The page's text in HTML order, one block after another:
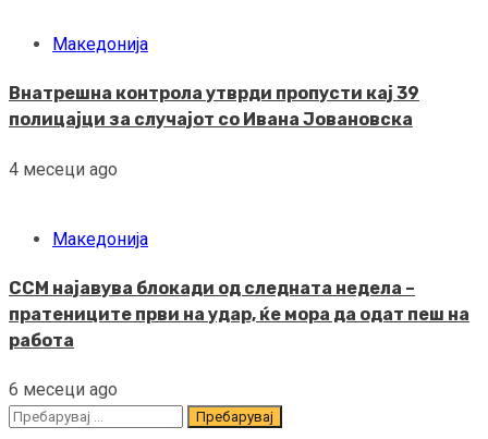
Македонија
Внатрешна контрола утврди пропусти кај 39
полицајци за случајот со Ивана Јовановска
4 месеци ago
Македонија
ССМ најавува блокади од следната недела –
пратениците први на удар, ќе мора да одат пеш на
работа
6 месеци ago
Пребарувај